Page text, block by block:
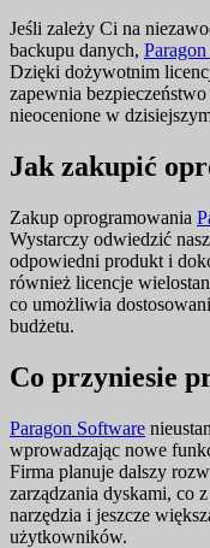
Jeśli zależy Ci na
backupu danych,
Dzięki dożywotnim
zapewnia
nieocenione w
Jak zakupić
Zakup oprogramowania
Wystarczy odwiedzić
odpowiedni produkt i
również licencje
co umożliwia
budżetu.
Co przyniesie
Paragon Software
wprowadzając nowe
Firma planuje dalszy
zarządzania dyskami, co
narzędzia i jeszcze
użytkowników.